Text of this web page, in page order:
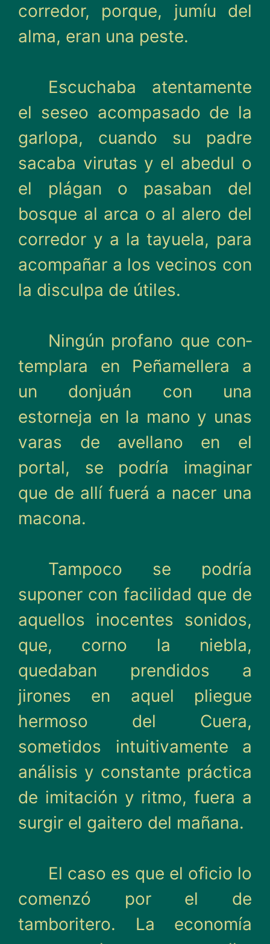
corredor, porque, jumíu del
alma, eran una peste.
Escuchaba atentamente
el seseo acompasado de la
gar­lopa, cuando su padre
sacaba virutas y el abedul o
el plága­n o pasaban del
bosque al arca o al alero del
corredor y a la tayuela, para
acompañar a los vecinos con
la disculpa de útiles.
Ningún profano que con­
templara en Peñamellera a
un donjuán con una
estorneja en la mano y unas
varas de avellano en el
portal, se podría imaginar
que de allí fuerá a nacer una
macona.
Tampoco se podría
suponer con facilidad que de
aquellos inocentes sonidos,
que, corno la niebla,
quedaban prendidos a
jirones en aquel pliegue
hermoso del Cuera,
sometidos intuitivamente a
análisis y constante práctica
de imita­ción y ritmo, fuera a
surgir el gaitero del mañana.
El caso es que el oficio lo
comenzó por el de
tamborite­ro. La economía